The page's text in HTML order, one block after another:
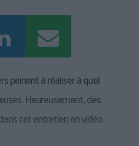
peinent à réaliser à quel
Heureusement, des
cet entretien en vidéo